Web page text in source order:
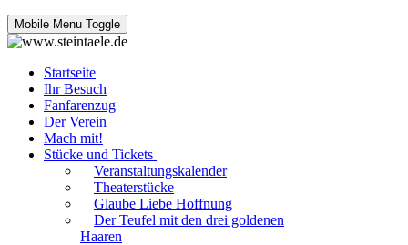
Mobile Menu Toggle
Startseite
Ihr Besuch
Fanfarenzug
Der Verein
Mach mit!
Stücke und Tickets
Veranstaltungskalender
Theaterstücke
Glaube Liebe Hoffnung
Der Teufel mit den drei goldenen
Haaren